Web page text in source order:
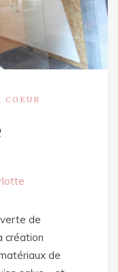
COEUR
de
création
de